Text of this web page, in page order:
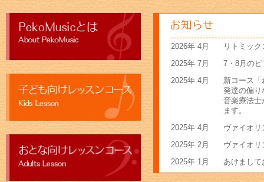
2026年 4月
リトミッ
2025年 7月
7・8月の
2025年 4月
新コース
発達の偏り
音楽療法士
ます。
2025年 4月
ヴァイオ
2025年 2月
ヴァイオ
2025年 1月
あけまして
本年も